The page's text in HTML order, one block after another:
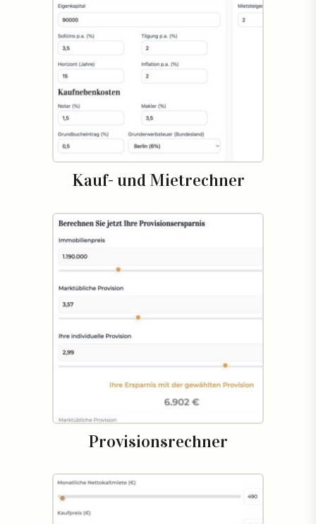
Kauf- und Mietrechner
Provisionsrechner